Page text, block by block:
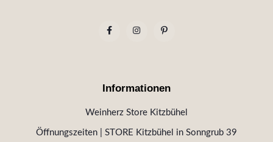
Informationen
Weinherz Store Kitzbühel
Öffnungszeiten | STORE Kitzbühel in Sonngrub 39